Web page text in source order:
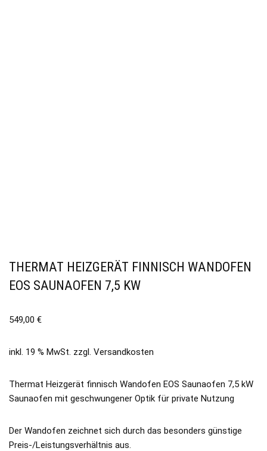
THERMAT HEIZGERÄT FINNISCH WANDOFEN
EOS SAUNAOFEN 7,5 KW
549,00 €
inkl. 19 % MwSt. zzgl. Versandkosten
Thermat Heizgerät finnisch Wandofen EOS Saunaofen 7,5 kW
Saunaofen mit geschwungener Optik für private Nutzung
Der Wandofen zeichnet sich durch das besonders günstige
Preis-/Leistungsverhältnis aus.